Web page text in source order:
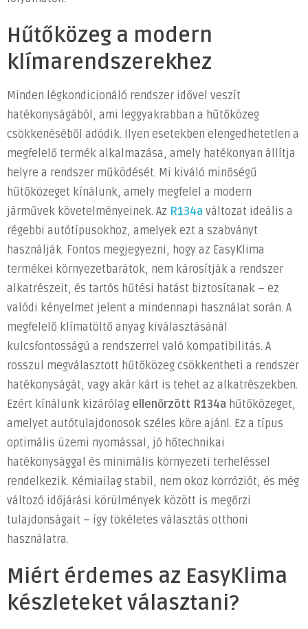
Hűtőközeg a modern
klímarendszerekhez
Minden légkondicionáló rendszer idővel veszít
hatékonyságából, ami leggyakrabban a hűtőközeg
csökkenéséből adódik. Ilyen esetekben elengedhetetlen a
megfelelő termék alkalmazása, amely hatékonyan állítja
helyre a rendszer működését. Mi kiváló minőségű
hűtőközeget kínálunk, amely megfelel a modern
járművek követelményeinek. Az R134a változat ideális a
régebbi autótípusokhoz, amelyek ezt a szabványt
használják. Fontos megjegyezni, hogy az EasyKlima
termékei környezetbarátok, nem károsítják a rendszer
alkatrészeit, és tartós hűtési hatást biztosítanak – ez
valódi kényelmet jelent a mindennapi használat során. A
megfelelő klímatöltő anyag kiválasztásánál
kulcsfontosságú a rendszerrel való kompatibilitás. A
rosszul megválasztott hűtőközeg csökkentheti a rendszer
hatékonyságát, vagy akár kárt is tehet az alkatrészekben.
Ezért kínálunk kizárólag ellenőrzött R134a hűtőközeget,
amelyet autótulajdonosok széles köre ajánl. Ez a típus
optimális üzemi nyomással, jó hőtechnikai
hatékonysággal és minimális környezeti terheléssel
rendelkezik. Kémiailag stabil, nem okoz korróziót, és még
változó időjárási körülmények között is megőrzi
tulajdonságait – így tökéletes választás otthoni
használatra.
Miért érdemes az EasyKlima
készleteket választani?